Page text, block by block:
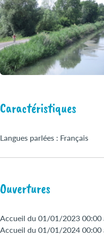
Caractéristiques
Langues parlées : Français
Ouvertures
Accueil du 01/01/2023 00:00
Accueil du 01/01/2024 00:00